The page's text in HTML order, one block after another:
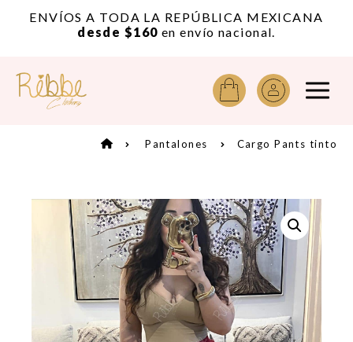
ENVÍOS A TODA LA REPÚBLICA MEXICANA
desde $160 en envío nacional.
Pantalones Cargo Pants tinto